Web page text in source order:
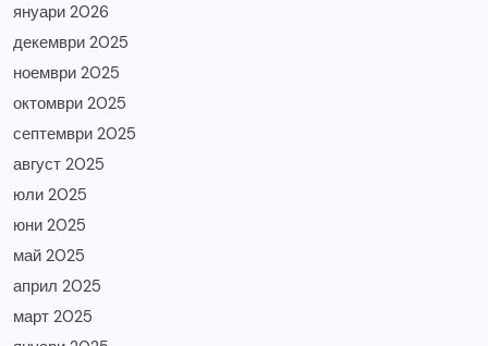
януари 2026
декември 2025
ноември 2025
октомври 2025
септември 2025
август 2025
юли 2025
юни 2025
май 2025
април 2025
март 2025